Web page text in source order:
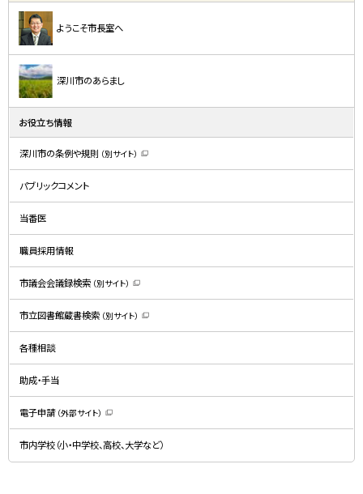
ようこそ市長室へ
深川市のあらまし
お役立ち情報
深川市の条例や規則 （別サイト）
新
ン
で
す
）
パブリックコメント
当番医
職員採用情報
市議会会議録検索 （別サイト）
新
規
ウ
ン
で
す
市立図書館蔵書検索 （別サイト）
新
ン
で
す
）
各種相談
助成・手当
電子申請 （外部サイト）
新
規
ウ
ン
市内学校（小・中学校、高校、大学など）